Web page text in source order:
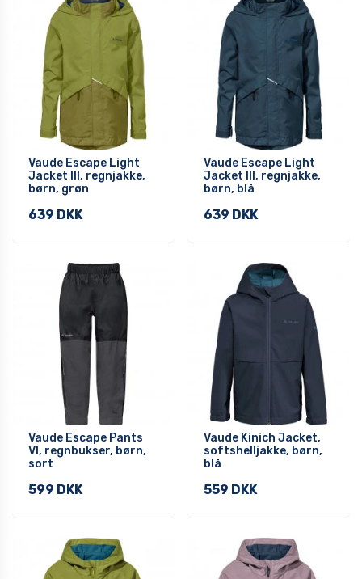
Vaude Escape Light
Jacket III, regnjakke,
børn, grøn
639 DKK
Vaude Escape Light
Jacket III, regnjakke,
børn, blå
639 DKK
Vaude Escape Pants
VI, regnbukser, børn,
sort
599 DKK
Vaude Kinich Jacket,
softshelljakke, børn,
blå
559 DKK